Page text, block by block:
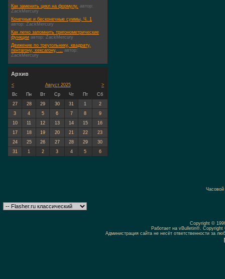
Как заменить цикл на формулу. автор:
ZackMercury
Конечные и бесконечные суммы, Ч. 1
автор: ZackMercury
Как легко запомнить тригонометрические
функции автор: ZackMercury
Движение по треугольнику, квадрату,
пентагону, хексагону, ... автор:
ZackMercury
Архив
< >
Август 2025
Вс
Пн Вт Ср Чт Пт
Сб
27
28 29 30 31 1
2
3
4 5 6 7 8
9
10
11 12 13 14 15
16
17
18 19 20 21 22
23
24
25 26 27 28 29
30
31
1 2 3 4 5 6
Copyright ©
Работает на vBulletin®.
Администрация сайта не несёт ответственности за